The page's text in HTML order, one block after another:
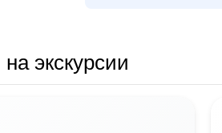
экскурсии